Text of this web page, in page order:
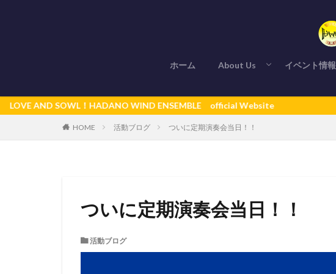
ホーム About Us イベント情報
SOWL！HADANO WIND ENSEMBLE official Website
HOME 活動ブログ ついに定期演奏会当日！！
ついに定期演奏会当日！！
活動ブログ